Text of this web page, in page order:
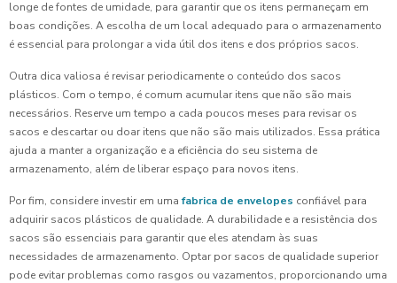
longe de fontes de umidade, para garantir que os itens permaneçam em
boas condições. A escolha de um local adequado para o armazenamento
é essencial para prolongar a vida útil dos itens e dos próprios sacos.
Outra dica valiosa é revisar periodicamente o conteúdo dos sacos
plásticos. Com o tempo, é comum acumular itens que não são mais
necessários. Reserve um tempo a cada poucos meses para revisar os
sacos e descartar ou doar itens que não são mais utilizados. Essa prática
ajuda a manter a organização e a eficiência do seu sistema de
armazenamento, além de liberar espaço para novos itens.
Por fim, considere investir em umafabrica de envelopes confiável para
adquirir sacos plásticos de qualidade. A durabilidade e a resistência dos
sacos são essenciais para garantir que eles atendam às suas
necessidades de armazenamento. Optar por sacos de qualidade superior
pode evitar problemas como rasgos ou vazamentos, proporcionando uma